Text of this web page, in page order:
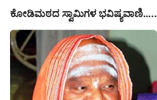
ಕೋಡಿಮಠದ ಸ್ವಾಮಿಗಳ ಭವಿಷ್ಯವಾಣಿ…..